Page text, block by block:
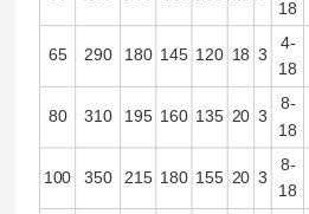
18
65 290 180 145 120 18 3
4-
18
80 310 195 160 135 20 3
8-
18
100 350 215 180 155 20 3
8-
18